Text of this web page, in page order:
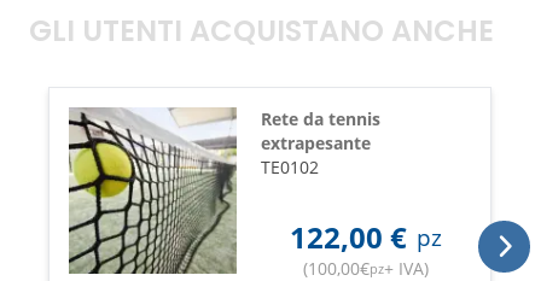
GLI UTENTI ACQUISTANO ANCHE
Rete da tennis
extrapesante
TE0102
122,00 € pz
(100,00€pz+ IVA)